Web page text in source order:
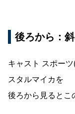
後ろから：
キャスト スポー
スタルマイカを
後ろから見るとこ